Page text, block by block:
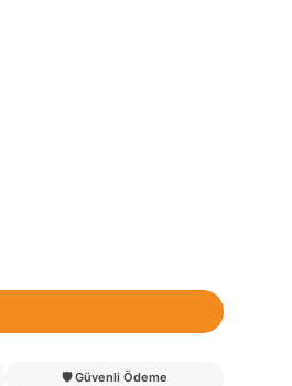
adet
🛡️ Güvenli Ödeme